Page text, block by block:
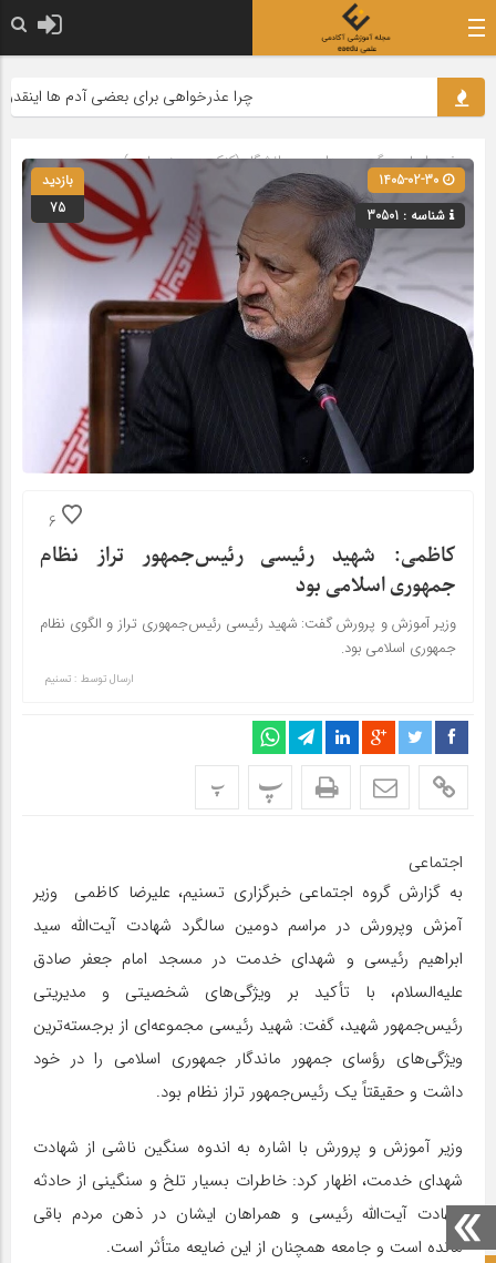
چرا عذرخواهی برای بعضی آدم ها اینقدر
صفحه اصلی» گروه »مدارس و دانشگاه (کنکور و حوزه علمیه)
شناسه : 30501
بازدید
75
6
کاظمی: شهید رئیسی رئیس‌جمهور تراز نظام
جمهوری اسلامی بود
وزیر آموزش و پرورش گفت: شهید رئیسی رئیس‌جمهوری تراز و الگوی نظام
جمهوری اسلامی بود.
ارسال توسط : تسنیم
پ پ
اجتماعی
به گزارش گروه اجتماعی خبرگزاری تسنیم، علیرضا کاظمی وزیر
آمزش وپرورش در مراسم دومین سالگرد شهادت آیت‌الله سید
ابراهیم رئیسی و شهدای خدمت در مسجد امام جعفر صادق
علیه‌السلام، با تأکید بر ویژگی‌های شخصیتی و مدیریتی
رئیس‌جمهور شهید، گفت: شهید رئیسی مجموعه‌ای از برجسته‌ترین
ویژگی‌های رؤسای جمهور ماندگار جمهوری اسلامی را در خود
داشت و حقیقتاً یک رئیس‌جمهور تراز نظام بود.
وزیر آموزش و پرورش با اشاره به اندوه سنگین ناشی از شهادت
شهدای خدمت، اظهار کرد: خاطرات بسیار تلخ و سنگینی از حادثه
شهادت آیت‌الله رئیسی و همراهان ایشان در ذهن مردم باقی
مانده است و جامعه همچنان از این ضایعه متأثر است.